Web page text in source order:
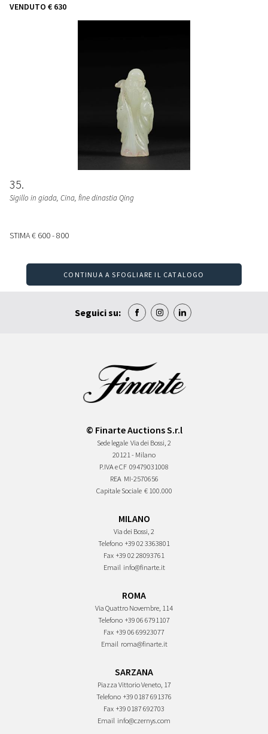
VENDUTO € 630
35
Sigillo in giada, Cina, fine dinastia Qing
STIMA€ 600 - 800
CONTINUA A SFOGLIARE IL CATALOGO
Seguici su:
© Finarte Auctions S.r.l
Sede legale Via dei Bossi, 2
20121 - Milano
P.IVA e CF 09479031008
REA MI-2570656
Capitale Sociale € 100.000
MILANO
Via dei Bossi, 2
Telefono +39 02 3363801
Fax +39 02 28093761
Email info@finarte.it
ROMA
Via Quattro Novembre, 114
Telefono +39 06 6791107
Fax +39 06 69923077
Email roma@finarte.it
SARZANA
Piazza Vittorio Veneto, 17
Telefono +39 0187 691376
Fax +39 0187 692703
Email info@czernys.com